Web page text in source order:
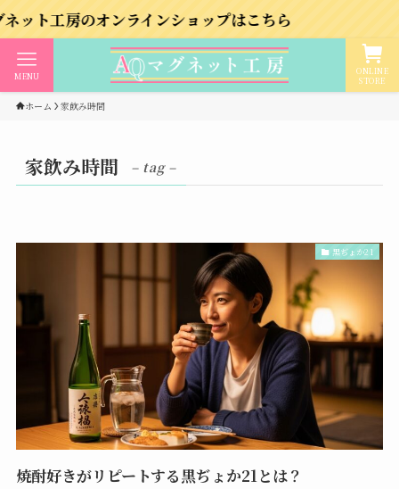
のオンラインショップはこちら
ONLINE
STORE
MENU
ホーム 家飲み時間
家飲み時間 – tag –
黒ぢょか21
焼酎好きがリピートする黒ぢょか21とは？